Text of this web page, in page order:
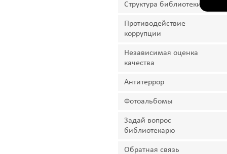
Структура библиотеки
Противодействие
коррупции
Независимая оценка
качества
Антитеррор
Фотоальбомы
Задай вопрос
библиотекарю
Обратная связь